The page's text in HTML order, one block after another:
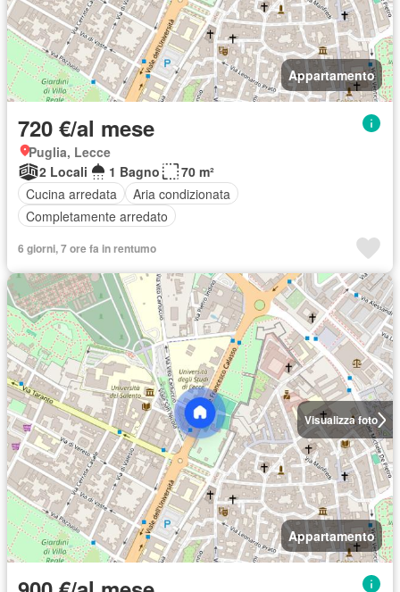
Appartamento
720 €/al mese
Puglia, Lecce
2 Locali
1 Bagno
70 m²
Cucina arredata
Aria condizionata
Completamente arredato
6 giorni, 7 ore fa in rentumo
Visualizza foto
Appartamento